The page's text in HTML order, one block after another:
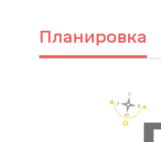
Планировка